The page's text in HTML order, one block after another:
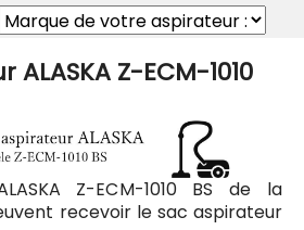
Z-ECM-1010
Z-ECM-1010 BS de la
recevoir le sac aspirateur